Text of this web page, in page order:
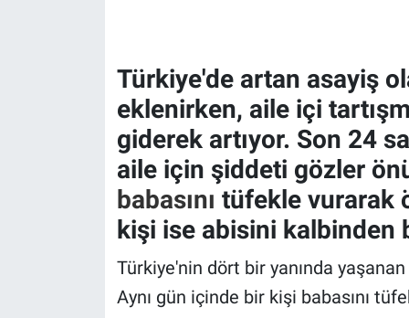
Türkiye'de artan asayiş
eklenirken, aile içi
giderek artıyor. Son 24
aile için şiddeti gözler
babasını tüfekle vurarak
kişi ise abisini kalbinden
Türkiye'nin dört bir yanında
Aynı gün içinde bir kişi babasını
Günün görüntüsü
Koronavirüs